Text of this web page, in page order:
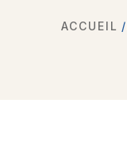
ACCUEIL